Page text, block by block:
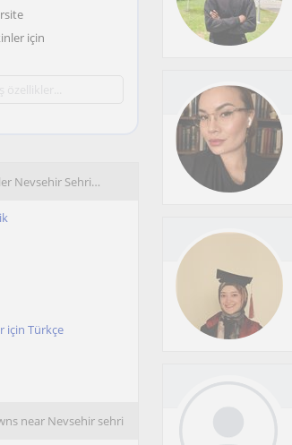
için
Nevsehir Sehri…
için Türkçe
near Nevsehir sehri